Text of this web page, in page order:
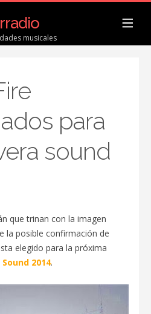
musicales
para
sound
que trinan con la imagen
la posible confirmación de
elegido para la próxima
2014.